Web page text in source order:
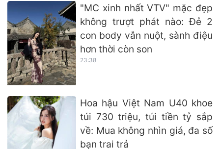
"MC xinh nhất VTV" mặc đẹp
không trượt phát nào: Đẻ 2
con body vẫn nuột, sành điệu
hơn thời còn son
23:38
Hoa hậu Việt Nam U40 khoe
túi 730 triệu, túi tiền tỷ sắp
về: Mua không nhìn giá, đa số
bạn trai trả